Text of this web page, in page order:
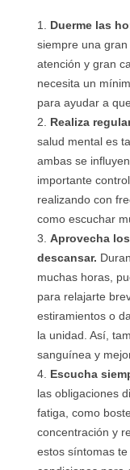
Duerme las
siempre una
atención y gran
necesita un
para ayudar a
Realiza
salud mental es
ambas se
importante
realizando con
como escuchar
Aprovecha
descansar.
muchas horas,
para relajarte
estiramientos o
la unidad. Así,
sanguínea y
Escucha
las obligaciones
fatiga, como
concentración y
estos síntomas